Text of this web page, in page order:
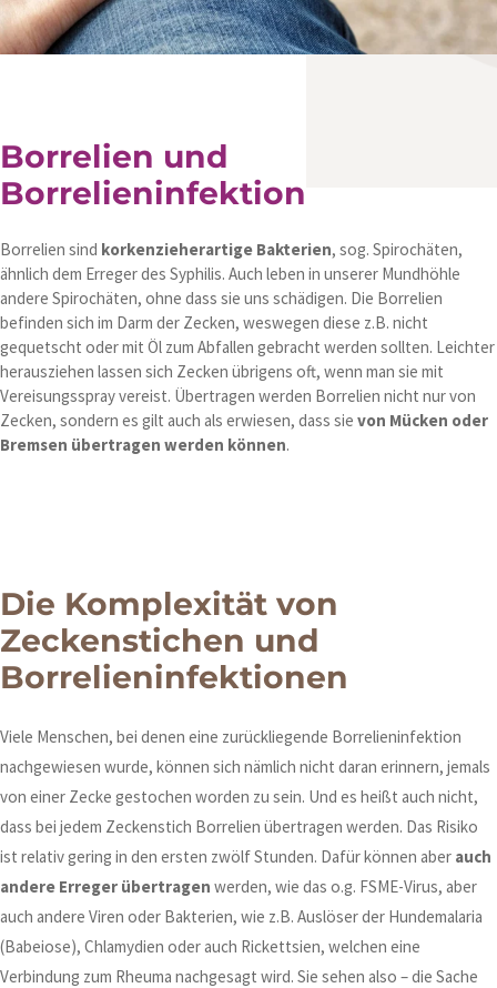
Borrelien und
Borrelieninfektion
Borrelien sind korkenzieherartige Bakterien, sog. Spirochäten,
ähnlich dem Erreger des Syphilis. Auch leben in unserer Mundhöhle
andere Spirochäten, ohne dass sie uns schädigen. Die Borrelien
befinden sich im Darm der Zecken, weswegen diese z.B. nicht
gequetscht oder mit Öl zum Abfallen gebracht werden sollten. Leichter
herausziehen lassen sich Zecken übrigens oft, wenn man sie mit
Vereisungsspray vereist. Übertragen werden Borrelien nicht nur von
Zecken, sondern es gilt auch als erwiesen, dass sie von Mücken oder
Bremsen übertragen werden können.
Die Komplexität von
Zeckenstichen und
Borrelieninfektionen
Viele Menschen, bei denen eine zurückliegende Borrelieninfektion
nachgewiesen wurde, können sich nämlich nicht daran erinnern, jemals
von einer Zecke gestochen worden zu sein. Und es heißt auch nicht,
dass bei jedem Zeckenstich Borrelien übertragen werden. Das Risiko
ist relativ gering in den ersten zwölf Stunden. Dafür können aber auch
andere Erreger übertragen werden, wie das o.g. FSME-Virus, aber
auch andere Viren oder Bakterien, wie z.B. Auslöser der Hundemalaria
(Babeiose), Chlamydien oder auch Rickettsien, welchen eine
Verbindung zum Rheuma nachgesagt wird. Sie sehen also – die Sache